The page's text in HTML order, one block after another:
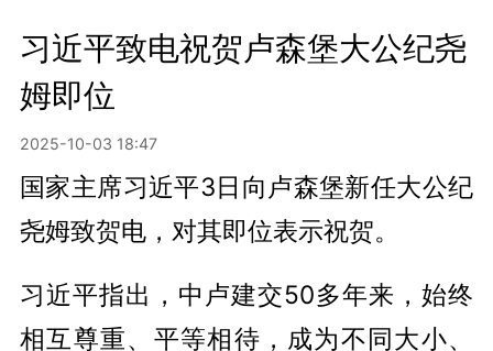
习近平致电祝贺卢森堡大公纪尧
姆即位
2025-10-03 18:47
国家主席习近平3日向卢森堡新任大公纪
尧姆致贺电，对其即位表示祝贺。
习近平指出，中卢建交50多年来，始终
相互尊重、平等相待，成为不同大小、